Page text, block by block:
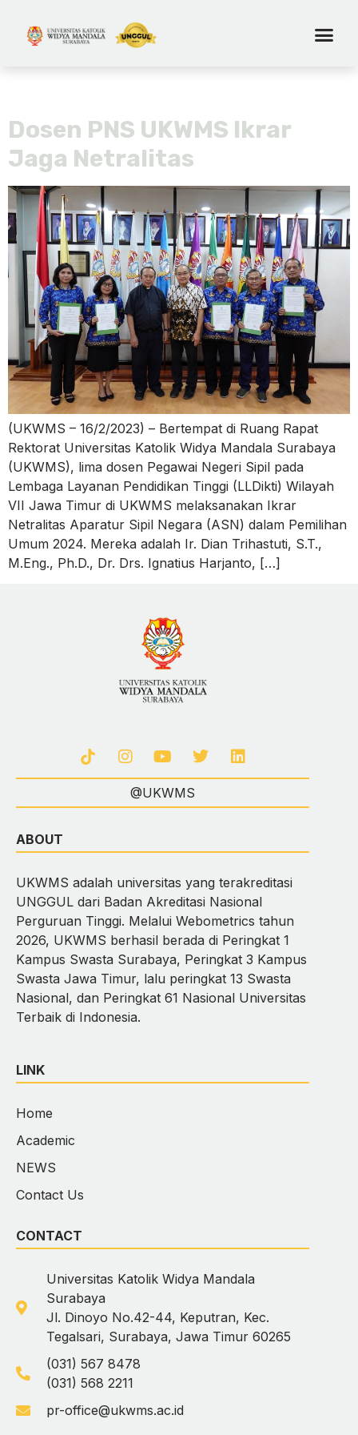
Dosen PNS UKWMS Ikrar
Jaga Netralitas
(UKWMS – 16/2/2023) – Bertempat di Ruang Rapat
Rektorat Universitas Katolik Widya Mandala Surabaya
(UKWMS), lima dosen Pegawai Negeri Sipil pada
Lembaga Layanan Pendidikan Tinggi (LLDikti) Wilayah
VII Jawa Timur di UKWMS melaksanakan Ikrar
Netralitas Aparatur Sipil Negara (ASN) dalam Pemilihan
Umum 2024. Mereka adalah Ir. Dian Trihastuti, S.T.,
M.Eng., Ph.D., Dr. Drs. Ignatius Harjanto, […]
@UKWMS
ABOUT
UKWMS adalah universitas yang terakreditasi
UNGGUL dari Badan Akreditasi Nasional
Perguruan Tinggi. Melalui Webometrics tahun
2026, UKWMS berhasil berada di Peringkat 1
Kampus Swasta Surabaya, Peringkat 3 Kampus
Swasta Jawa Timur, lalu peringkat 13 Swasta
Nasional, dan Peringkat 61 Nasional Universitas
Terbaik di Indonesia.
LINK
Home
Academic
NEWS
Contact Us
CONTACT
Universitas Katolik Widya Mandala
Surabaya
Jl. Dinoyo No.42-44, Keputran, Kec.
Tegalsari, Surabaya, Jawa Timur 60265
(031) 567 8478
(031) 568 2211
pr-office@ukwms.ac.id